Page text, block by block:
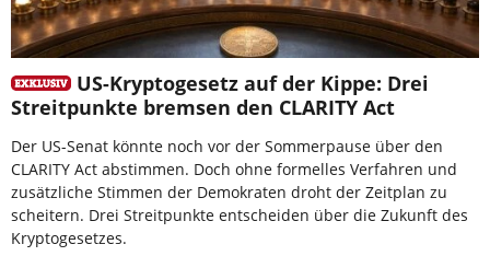
US-Kryptogesetz auf der Kippe: Drei
Streitpunkte bremsen den CLARITY Act
Der US-Senat könnte noch vor der Sommerpause über den
CLARITY Act abstimmen. Doch ohne formelles Verfahren und
zusätzliche Stimmen der Demokraten droht der Zeitplan zu
scheitern. Drei Streitpunkte entscheiden über die Zukunft des
Kryptogesetzes.